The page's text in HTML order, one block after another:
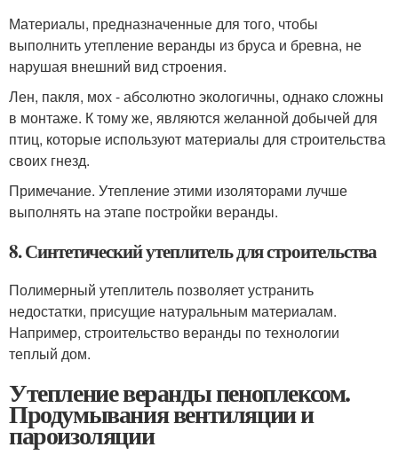
Материалы, предназначенные для того, чтобы
выполнить утепление веранды из бруса и бревна, не
нарушая внешний вид строения.
Лен, пакля, мох - абсолютно экологичны, однако сложны
в монтаже. К тому же, являются желанной добычей для
птиц, которые используют материалы для строительства
своих гнезд.
Примечание. Утепление этими изоляторами лучше
выполнять на этапе постройки веранды.
8. Синтетический утеплитель для строительства
Полимерный утеплитель позволяет устранить
недостатки, присущие натуральным материалам.
Например, строительство веранды по технологии
теплый дом.
Утепление веранды пеноплексом.
Продумывания вентиляции и
пароизоляции